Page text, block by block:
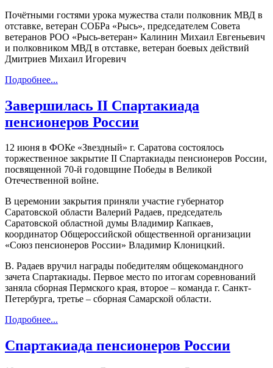
Почётными гостями урока мужества стали полковник МВД в
отставке, ветеран СОБРа «Рысь», председателем Совета
ветеранов РОО «Рысь-ветеран» Калинин Михаил Евгеньевич
и полковником МВД в отставке, ветеран боевых действий
Дмитриев Михаил Игоревич
Подробнее...
Завершилась II Спартакиада
пенсионеров России
12 июня в ФОКе «Звездный» г. Саратова состоялось
торжественное закрытие II Спартакиады пенсионеров России,
посвященной 70-й годовщине Победы в Великой
Отечественной войне.
В церемонии закрытия приняли участие губернатор
Саратовской области Валерий Радаев, председатель
Саратовской областной думы Владимир Капкаев,
координатор Общероссийской общественной организации
«Союз пенсионеров России» Владимир Клоницкий.
В. Радаев вручил награды победителям общекомандного
зачета Спартакиады. Первое место по итогам соревнований
заняла сборная Пермского края, второе – команда г. Санкт-
Петербурга, третье – сборная Самарской области.
Подробнее...
Спартакиада пенсионеров России